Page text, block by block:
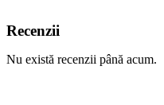
Recenzii
Nu există recenzii până acum.